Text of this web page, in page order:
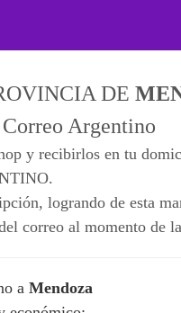
DE
Argentino
y recibirlos en tu
logrando de esta
correo al momento de
a Mendoza